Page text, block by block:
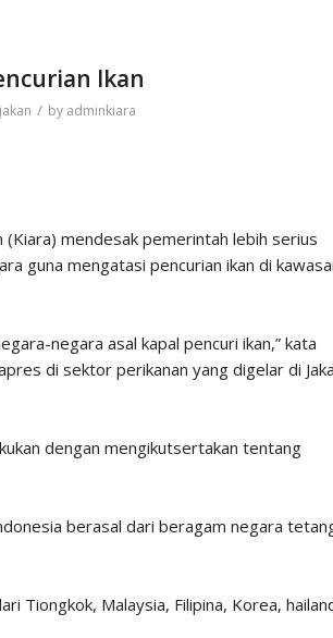
Ikan
/ by adminkiara
(Kiara) mendesak pemerintah lebih serius
guna mengatasi pencurian ikan di
negara asal kapal pencuri ikan,” kata
di sektor perikanan yang digelar di
dengan mengikutsertakan tentang
berasal dari beragam negara
Tiongkok, Malaysia, Filipina, Korea,